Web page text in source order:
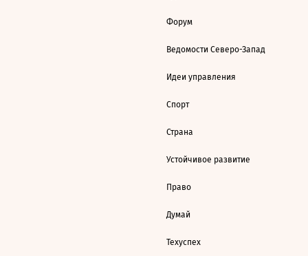
Форум
Ведомости Северо-Запад
Идеи управления
Спорт
Страна
Устойчивое развитие
Право
Думай
Техуспех